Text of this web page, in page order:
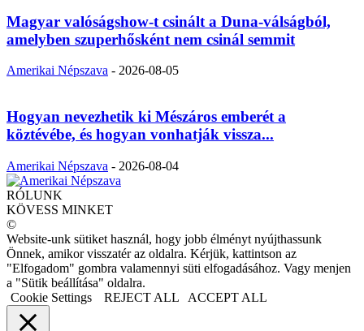
Magyar valóságshow-t csinált a Duna-válságból,
amelyben szuperhősként nem csinál semmit
Amerikai Népszava - 2026-08-05
Hogyan nevezhetik ki Mészáros emberét a
köztévébe, és hogyan vonhatják vissza...
Amerikai Népszava - 2026-08-04
RÓLUNK
KÖVESS MINKET
©
Website-unk sütiket használ, hogy jobb élményt nyújthassunk
Önnek, amikor visszatér az oldalra. Kérjük, kattintson az
"Elfogadom" gombra valamennyi süti elfogadásához. Vagy menjen
a "Sütik beállítása" oldalra.
Cookie Settings
REJECT ALL ACCEPT ALL